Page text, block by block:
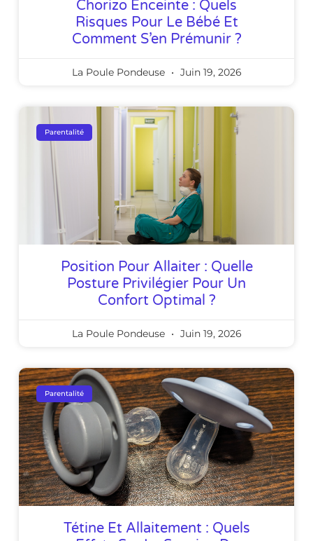
Chorizo Enceinte : Quels
Risques Pour Le Bébé Et
Comment S’en Prémunir ?
La Poule Pondeuse Juin 19, 2026
Parentalité
Position Pour Allaiter : Quelle
Posture Privilégier Pour Un
Confort Optimal ?
La Poule Pondeuse Juin 19, 2026
Parentalité
Tétine Et Allaitement : Quels